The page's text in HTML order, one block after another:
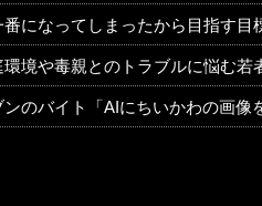
ったから目指す目標がない！！何から学べばいいんだ
大人に相談しても具体的に何もしてくれない」EXIT兼近「搾取しようとする大人をどう除
「AIにちいかわの画像を食わせてっと…できた！